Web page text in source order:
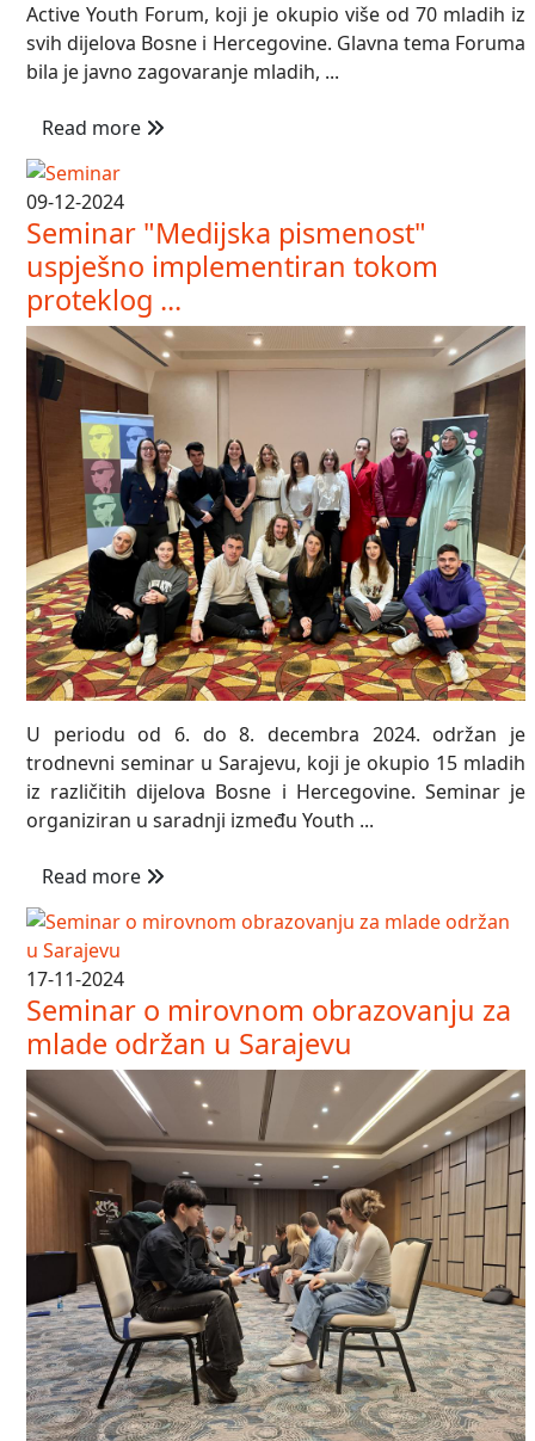
Active Youth Forum, koji je okupio više od 70 mladih iz
svih dijelova Bosne i Hercegovine. Glavna tema Foruma
bila je javno zagovaranje mladih, ...
Read more
09-12-2024
Seminar "Medijska pismenost"
uspješno implementiran tokom
proteklog ...
U periodu od 6. do 8. decembra 2024. održan je
trodnevni seminar u Sarajevu, koji je okupio 15 mladih
iz različitih dijelova Bosne i Hercegovine. Seminar je
organiziran u saradnji između Youth ...
Read more
17-11-2024
Seminar o mirovnom obrazovanju za
mlade održan u Sarajevu